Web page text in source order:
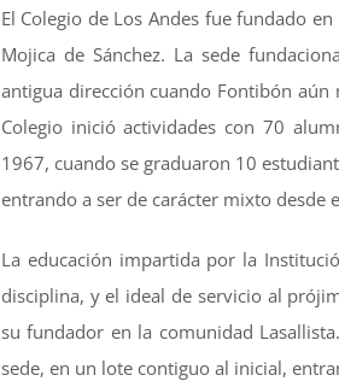
El Colegio de Los Andes fue fundado
Mojica de Sánchez. La sede
antigua dirección cuando Fontibón
Colegio inició actividades con 70
1967, cuando se graduaron 10
entrando a ser de carácter mixto desde
La educación impartida por la
disciplina, y el ideal de servicio al
su fundador en la comunidad
sede, en un lote contiguo al inicial,